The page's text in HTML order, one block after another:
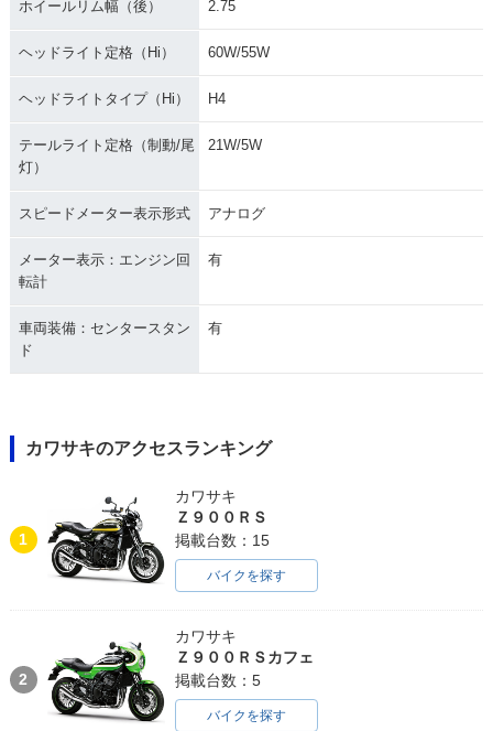
ホイールリム幅（後） 2.75
ヘッドライト定格（Hi） 60W/55W
ヘッドライトタイプ（Hi） H4
テールライト定格（制動/尾
灯）
21W/5W
スピードメーター表示形式 アナログ
メーター表示：エンジン回
転計
有
車両装備：センタースタン
ド
有
カワサキのアクセスランキング
1
カワサキ
Ｚ９００ＲＳ
掲載台数：15
バイクを探す
2
カワサキ
Ｚ９００ＲＳカフェ
掲載台数：5
バイクを探す